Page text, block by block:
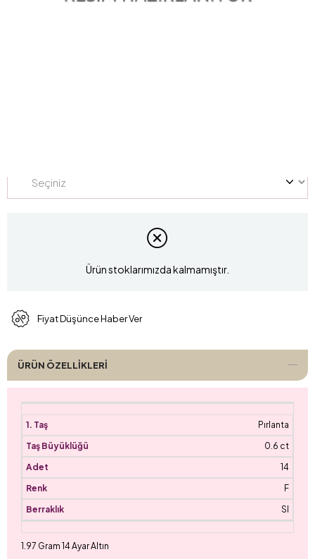
Ürün stoklarımızda kalmamıştır.
Fiyat Düşünce Haber Ver
ÜRÜN ÖZELLIKLERI
Pırlanta
0.6 ct
14
F
SI
1.97 Gram 14 Ayar Altın